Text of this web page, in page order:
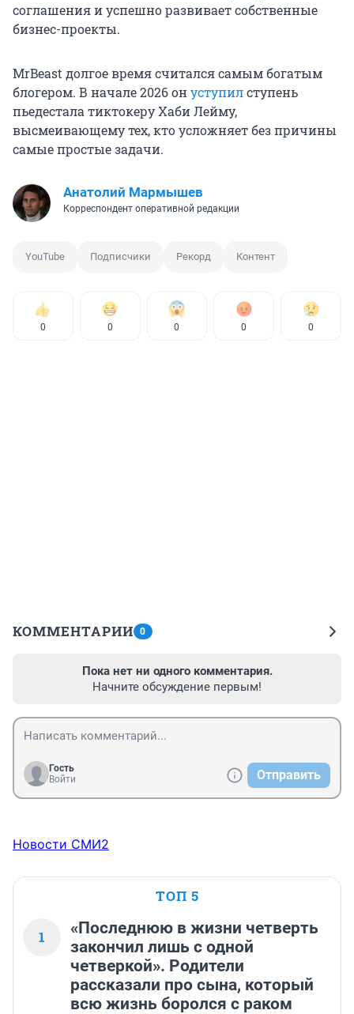
соглашения и успешно развивает собственные
бизнес-проекты.
MrBeast долгое время считался самым богатым
блогером. В начале 2026 онуступилступень
пьедестала тиктокеру Хаби Лейму,
высмеивающему тех, кто усложняет без причины
самые простые задачи.
Анатолий Мармышев
Корреспондент оперативной редакции
YouTube Подписчики Рекорд Контент
0 0 0 0 0
КОММЕНТАРИИ 0
Пока нет ни одного комментария.
Начните обсуждение первым!
Гость
Войти
Отправить
Новости СМИ2
ТОП 5
1
«Последнюю в жизни четверть
закончил лишь с одной
четверкой». Родители
рассказали про сына, который
всю жизнь боролся с раком